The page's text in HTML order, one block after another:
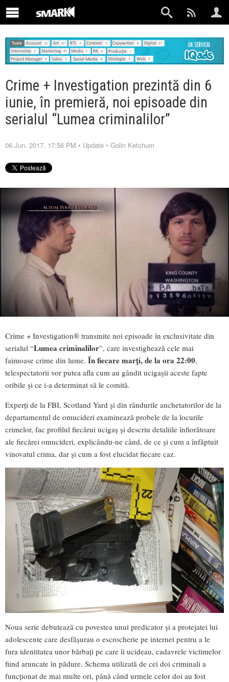
Crime + Investigation prezintă din 6
iunie, în premieră, noi episoade din
serialul “Lumea criminalilor”
06 Jun. 2017, 17:56 PM • Update • Golin Ketchum
Crime + Investigation® transmite noi episoade în exclusivitate din
serialul “Lumea criminalilor”, care investighează cele mai
faimoase crime din lume. În fiecare marţi, de la ora 22:00,
telespectatorii vor putea afla cum au gândit ucigașii aceste fapte
oribile și ce i-a determinat să le comită.
Experţi de la FBI, Scotland Yard şi din rândurile anchetatorilor de la
departamentul de omucideri examinează probele de la locurile
crimelor, fac profilul fiecărui ucigaș şi descriu detaliile înfiorătoare
ale fiecărei omucideri, explicându-ne când, de ce şi cum a înfăptuit
vinovatul crima, dar şi cum a fost elucidat fiecare caz.
Noua serie debutează cu povestea unui predicator şi a protejatei lui
adolescente care desfăşurau o escrocherie pe internet pentru a le
fura identitatea unor bărbaţi pe care îi ucideau, cadavrele victimelor
fiind aruncate în pădure. Schema utilizată de cei doi criminali a
funcţionat de mai multe ori, până când urmele celor doi au fost